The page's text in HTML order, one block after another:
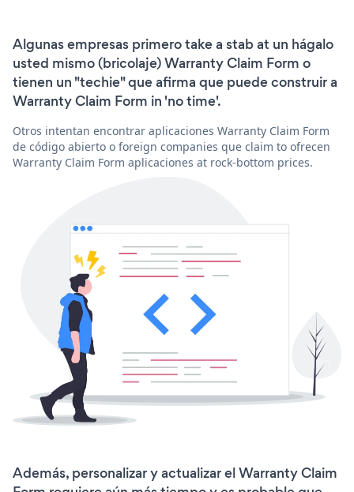
Algunas empresas primero take a stab at un hágalo
usted mismo (bricolaje) Warranty Claim Form o
tienen un "techie" que afirma que puede construir a
Warranty Claim Form in 'no time'.
Otros intentan encontrar aplicaciones Warranty Claim Form
de código abierto o foreign companies que claim to ofrecen
Warranty Claim Form aplicaciones at rock-bottom prices.
Además, personalizar y actualizar el Warranty Claim